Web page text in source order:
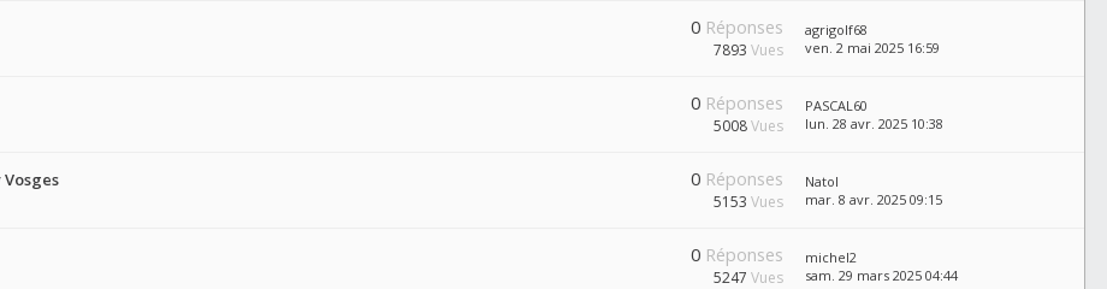
0 Réponses
7893 Vues
agrigolf68
ven. 2 mai 2025 16:59
0 Réponses
5008Vues
PASCAL60
lun. 28 avr. 2025 10:38
0 Réponses
5153 Vues
Natol
mar. 8 avr. 2025 09:15
0 Réponses
5247 Vues
michel2
sam. 29 mars 2025 04:44